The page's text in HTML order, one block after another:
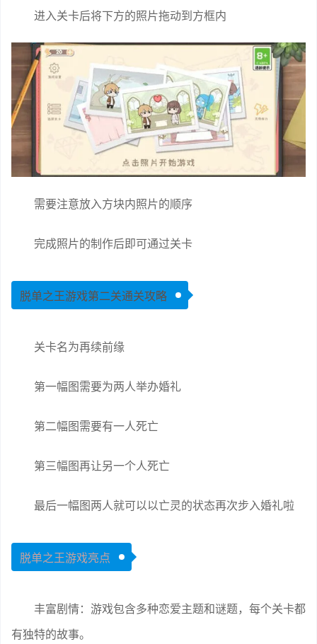
进入关卡后将下方的照片拖动到方框内
需要注意放入方块内照片的顺序
完成照片的制作后即可通过关卡
脱单之王游戏第二关通关攻略
关卡名为再续前缘
第一幅图需要为两人举办婚礼
第二幅图需要有一人死亡
第三幅图再让另一个人死亡
最后一幅图两人就可以以亡灵的状态再次步入婚礼啦
脱单之王游戏亮点
丰富剧情：游戏包含多种恋爱主题和谜题，每个关卡都
有独特的故事。